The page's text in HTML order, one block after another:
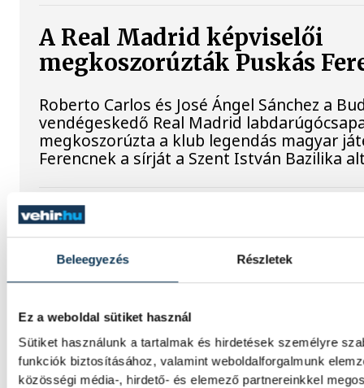
Beleegyezés Részletek
Ez a weboldal sütiket használ
Sütiket használunk a tartalmak és hirdetések személyre
funkciók biztosításához, valamint weboldalforgalmunk
közösségi média-, hirdető- és elemező partnereinkkel
A Real Madrid képviselői
megkoszorúzták Puskás
Roberto Carlos és José Ángel Sánchez a
vendégeskedő Real Madrid
megkoszorúzta a klub legendás magyar
Ferencnek a sírját a Szent István Bazilika
Súlyos sikerek küszöbén
Három VEDAC-os súlyemelő is bekerült az
Reménységek Versenyére (ORV) készülő
Vizes Eb: bronzérmes a